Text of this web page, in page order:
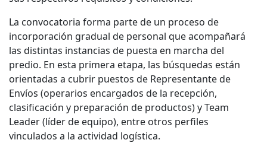
La convocatoria forma parte de un proceso de
incorporación gradual de personal que acompañará
las distintas instancias de puesta en marcha del
predio. En esta primera etapa, las búsquedas están
orientadas a cubrir puestos de Representante de
Envíos (operarios encargados de la recepción,
clasificación y preparación de productos) y Team
Leader (líder de equipo), entre otros perfiles
vinculados a la actividad logística.